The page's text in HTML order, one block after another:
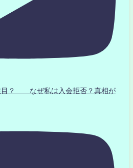
目？ なぜ私は入会拒否？真相が